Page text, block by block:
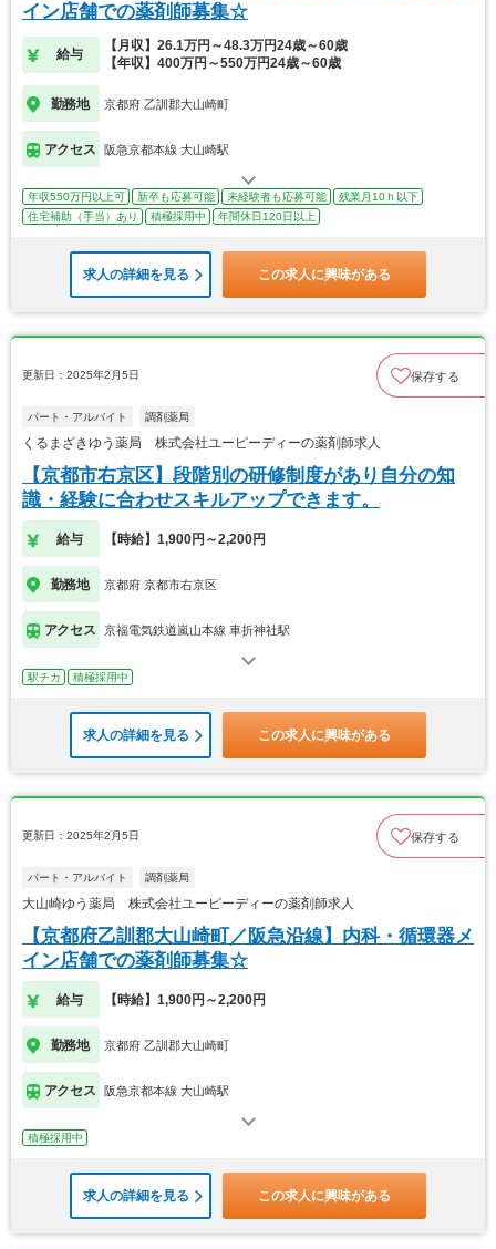
イン店舗での薬剤師募集☆
給与
【月収】26.1万円～48.3万円24歳～60歳
【年収】400万円～550万円24歳～60歳
勤務地 京都府 乙訓郡大山崎町
アクセス 阪急京都本線 大山崎駅
年収550万円以上可 新卒も応募可能 未経験者も応募可能
残業月10ｈ以下
住宅補助（手当）あり
積極採用中 年間休日120日以上
求人の詳細を見る この求人に興味がある
更新日：2025年2月5日 保存する
パート・アルバイト 調剤薬局
くるまざきゆう薬局 株式会社ユーピーディーの薬剤師求人
【京都市右京区】段階別の研修制度があり自分の知
識・経験に合わせスキルアップできます。
給与 【時給】1,900円～2,200円
勤務地 京都府 京都市右京区
アクセス 京福電気鉄道嵐山本線 車折神社駅
駅チカ 積極採用中
求人の詳細を見る この求人に興味がある
更新日：2025年2月5日 保存する
パート・アルバイト 調剤薬局
大山崎ゆう薬局 株式会社ユーピーディーの薬剤師求人
【京都府乙訓郡大山崎町／阪急沿線】内科・循環器メ
イン店舗での薬剤師募集☆
給与 【時給】1,900円～2,200円
勤務地 京都府 乙訓郡大山崎町
アクセス 阪急京都本線 大山崎駅
積極採用中
求人の詳細を見る この求人に興味がある